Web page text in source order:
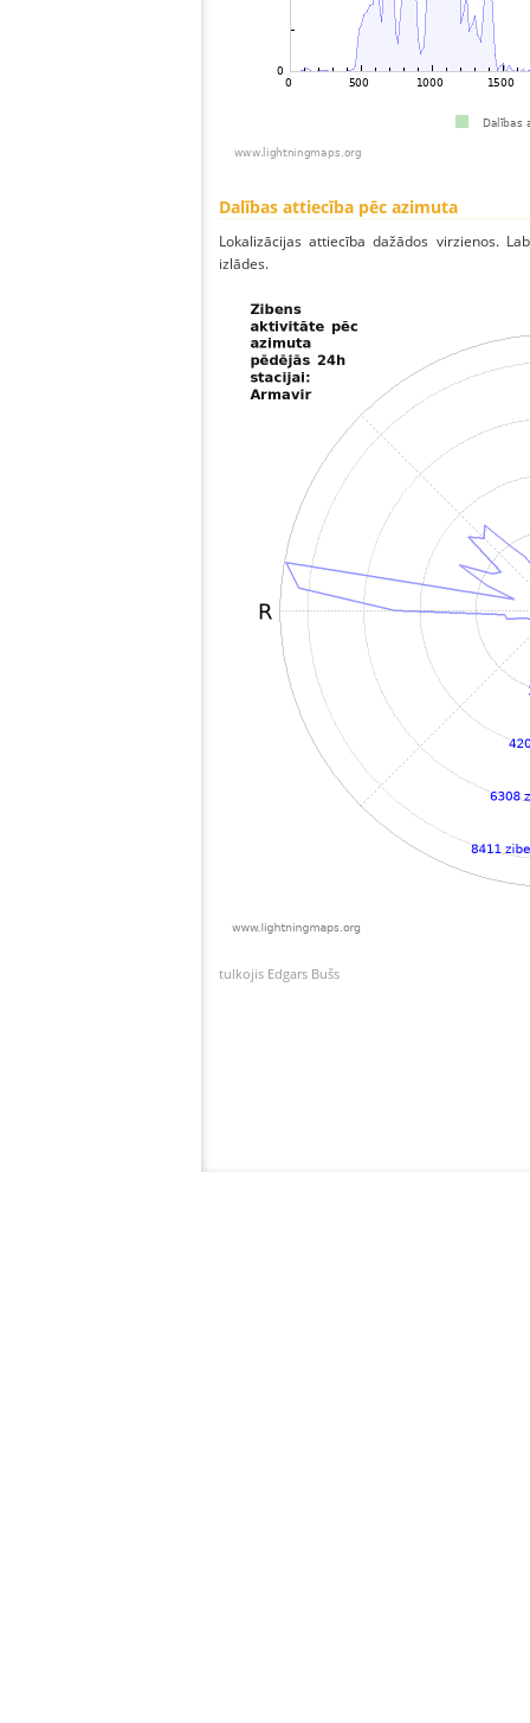
Dalības attiecība pēc azimuta
Lokalizācijas attiecība dažādos virzienos.
izlādes.
tulkojis Edgars Bušs